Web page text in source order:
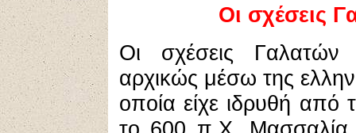
Οι σχέσεις
Οι σχέσεις
αρχικώς μέσω της
οποία είχε ιδρυθή από